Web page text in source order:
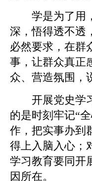
学是为了用，
深，悟得透不透
必然要求，在群
事，让群众真正
众、营造氛围，
开展党史学习
的是时刻牢记“
作，把实事办到
得上入脑入心；
学习教育要同开
因所在。